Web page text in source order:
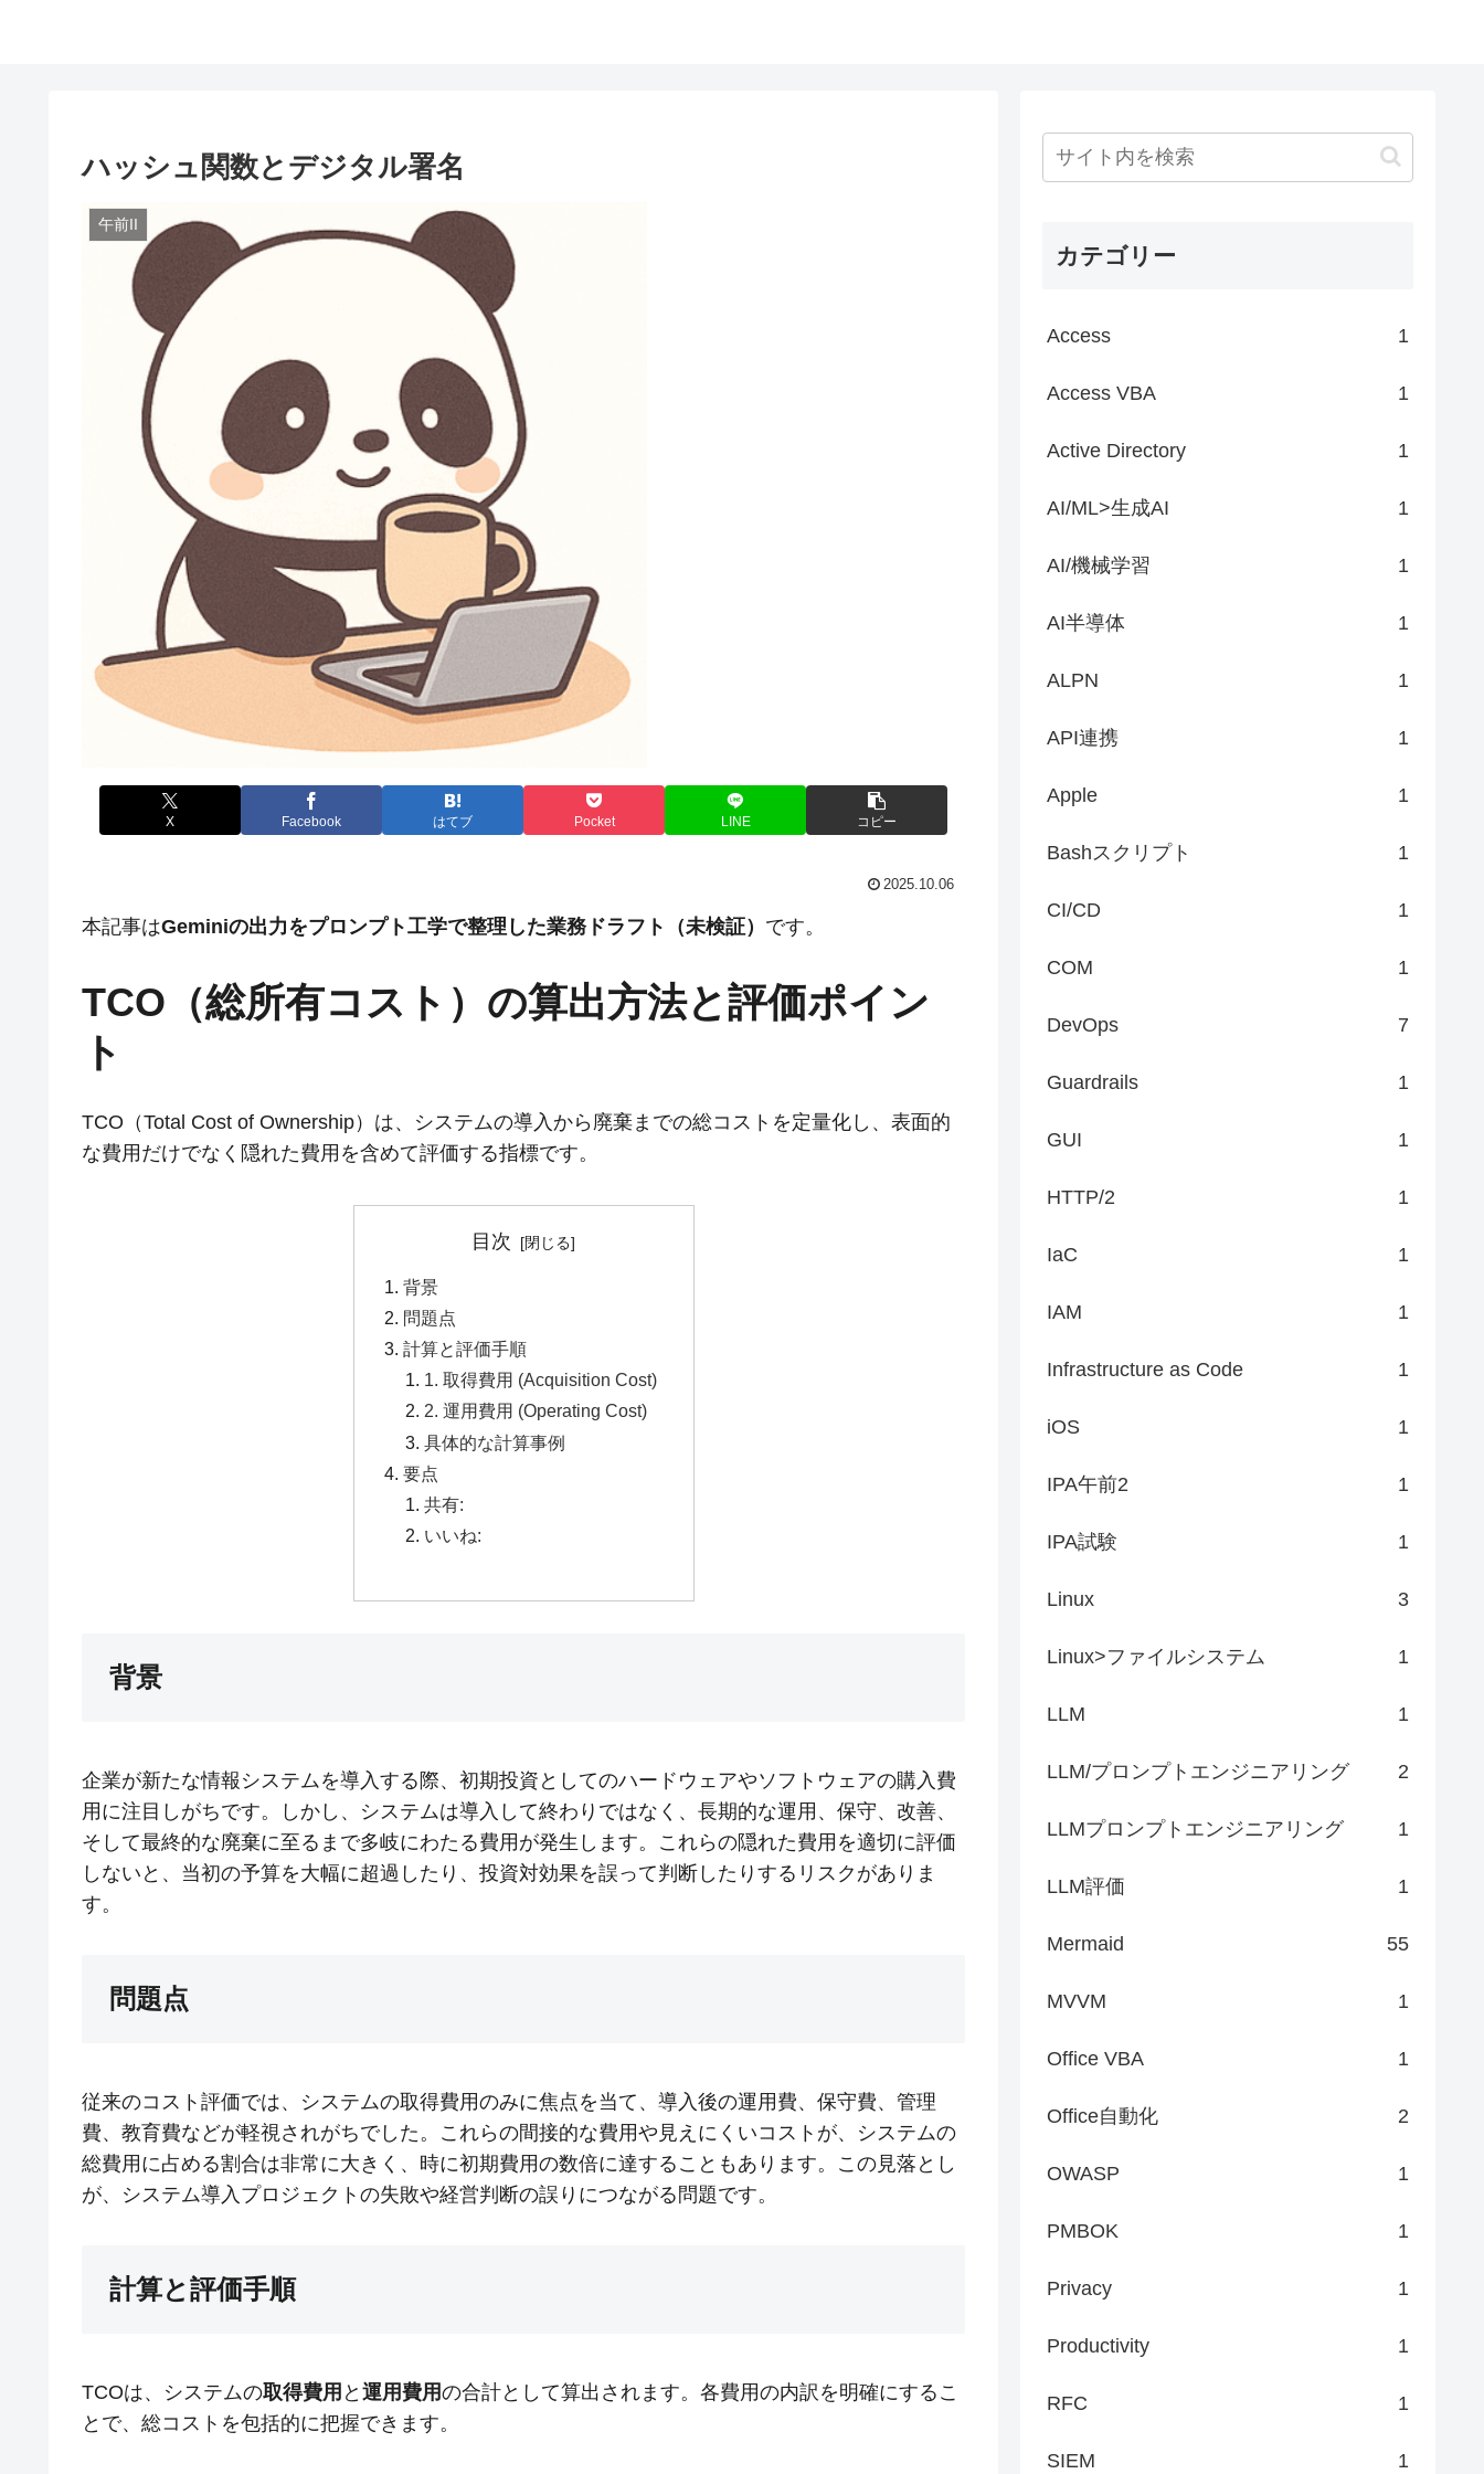
ハッシュ関数とデジタル署名
午前II
X Facebook はてブ Pocket LINE コピー
2025.10.06
本記事はGeminiの出力をプロンプト工学で整理した業務ドラフト（未検証） です。
TCO（総所有コスト）の算出方法と評価ポイン
ト
TCO（Total Cost of Ownership）は、システムの導入から廃棄までの総コストを定量化し、表面的
な費用だけでなく隠れた費用を含めて評価する指標です。
目次
背景
問題点
計算と評価手順
1. 取得費用 (Acquisition Cost)
2. 運用費用 (Operating Cost)
具体的な計算事例
要点
共有:
いいね:
背景
企業が新たな情報システムを導入する際、初期投資としてのハードウェアやソフトウェアの購入費
用に注目しがちです。しかし、システムは導入して終わりではなく、長期的な運用、保守、改善、
そして最終的な廃棄に至るまで多岐にわたる費用が発生します。これらの隠れた費用を適切に評価
しないと、当初の予算を大幅に超過したり、投資対効果を誤って判断したりするリスクがありま
す。
問題点
従来のコスト評価では、システムの取得費用のみに焦点を当て、導入後の運用費、保守費、管理
費、教育費などが軽視されがちでした。これらの間接的な費用や見えにくいコストが、システムの
総費用に占める割合は非常に大きく、時に初期費用の数倍に達することもあります。この見落とし
が、システム導入プロジェクトの失敗や経営判断の誤りにつながる問題です。
計算と評価手順
TCOは、システムの取得費用 と 運用費用の合計として算出されます。各費用の内訳を明確にするこ
とで、総コストを包括的に把握できます。
カテゴリー
Access 1
Access VBA 1
Active Directory 1
AI/ML>生成AI 1
AI/機械学習 1
AI半導体 1
ALPN 1
API連携 1
Apple 1
Bashスクリプト 1
CI/CD 1
COM 1
DevOps 7
Guardrails 1
GUI 1
HTTP/2 1
IaC 1
IAM 1
Infrastructure as Code 1
iOS 1
IPA午前2 1
IPA試験 1
Linux 3
Linux>ファイルシステム 1
LLM 1
LLM/プロンプトエンジニアリング 2
LLMプロンプトエンジニアリング 1
LLM評価 1
Mermaid 55
MVVM 1
Office VBA 1
Office自動化 2
OWASP 1
PMBOK 1
Privacy 1
Productivity 1
RFC 1
SIEM 1